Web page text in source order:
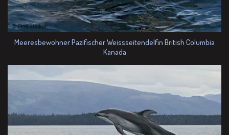
Meeresbewohner Pazifischer Weissseitendelfin British Columbia
Kanada